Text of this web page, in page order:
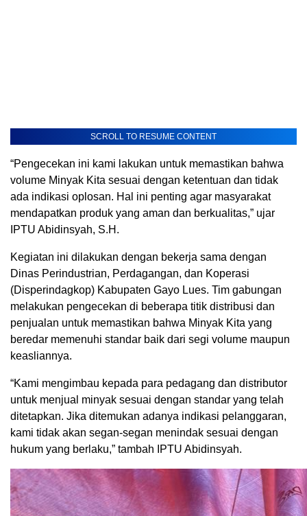
SCROLL TO RESUME CONTENT
“Pengecekan ini kami lakukan untuk memastikan bahwa
volume Minyak Kita sesuai dengan ketentuan dan tidak
ada indikasi oplosan. Hal ini penting agar masyarakat
mendapatkan produk yang aman dan berkualitas,” ujar
IPTU Abidinsyah, S.H.
Kegiatan ini dilakukan dengan bekerja sama dengan
Dinas Perindustrian, Perdagangan, dan Koperasi
(Disperindagkop) Kabupaten Gayo Lues. Tim gabungan
melakukan pengecekan di beberapa titik distribusi dan
penjualan untuk memastikan bahwa Minyak Kita yang
beredar memenuhi standar baik dari segi volume maupun
keasliannya.
“Kami mengimbau kepada para pedagang dan distributor
untuk menjual minyak sesuai dengan standar yang telah
ditetapkan. Jika ditemukan adanya indikasi pelanggaran,
kami tidak akan segan-segan menindak sesuai dengan
hukum yang berlaku,” tambah IPTU Abidinsyah.